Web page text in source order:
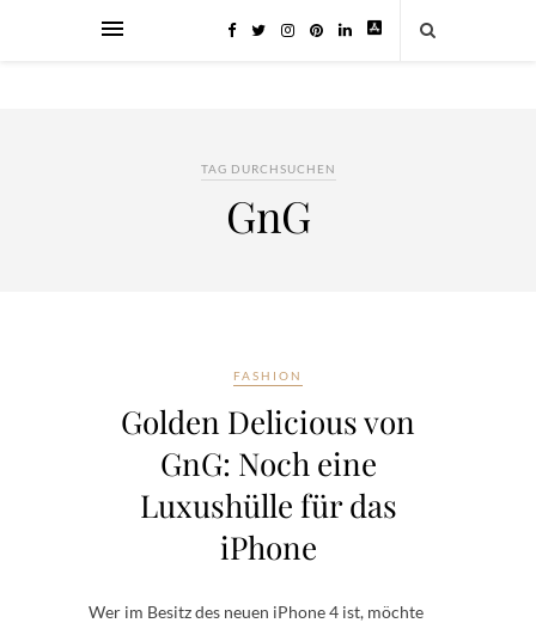
TAG DURCHSUCHEN
GnG
FASHION
Golden Delicious von
GnG: Noch eine
Luxushülle für das
iPhone
Wer im Besitz des neuen iPhone 4 ist, möchte